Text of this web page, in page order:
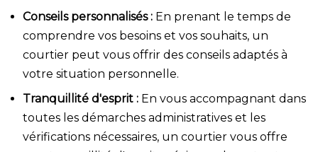
Conseils personnalisés : En prenant le temps de
comprendre vos besoins et vos souhaits, un
courtier peut vous offrir des conseils adaptés à
votre situation personnelle.
Tranquillité d'esprit : En vous accompagnant dans
toutes les démarches administratives et les
vérifications nécessaires, un courtier vous offre